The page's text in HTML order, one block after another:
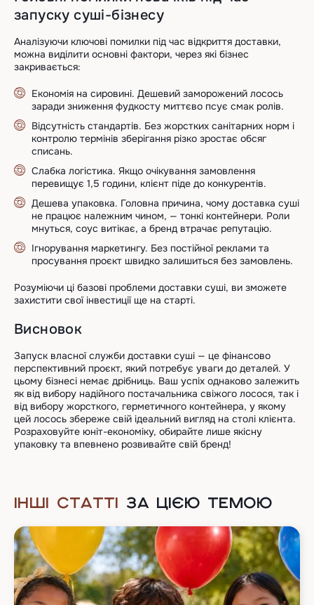
запуску суші-бізнесу
Аналізуючи ключові помилки під час відкриття доставки,
можна виділити основні фактори, через які бізнес
закривається:
Економія на сировині. Дешевий заморожений лосось
заради зниження фудкосту миттєво псує смак ролів.
Відсутність стандартів. Без жорстких санітарних норм і
контролю термінів зберігання різко зростає обсяг
списань.
Слабка логістика. Якщо очікування замовлення
перевищує 1,5 години, клієнт піде до конкурентів.
Дешева упаковка. Головна причина, чому доставка суші
не працює належним чином, — тонкі контейнери. Роли
мнуться, соус витікає, а бренд втрачає репутацію.
Ігнорування маркетингу. Без постійної реклами та
просування проєкт швидко залишиться без замовлень.
Розуміючи ці базові проблеми доставки суші, ви зможете
захистити свої інвестиції ще на старті.
Висновок
Запуск власної служби доставки суші — це фінансово
перспективний проєкт, який потребує уваги до деталей. У
цьому бізнесі немає дрібниць. Ваш успіх однаково залежить
як від вибору надійного постачальника свіжого лосося, так і
від вибору жорсткого, герметичного контейнера, у якому
цей лосось збереже свій ідеальний вигляд на столі клієнта.
Розраховуйте юніт-економіку, обирайте лише якісну
упаковку та впевнено розвивайте свій бренд!
ІНШІ СТАТТІ ЗА ЦІЄЮ ТЕМОЮ